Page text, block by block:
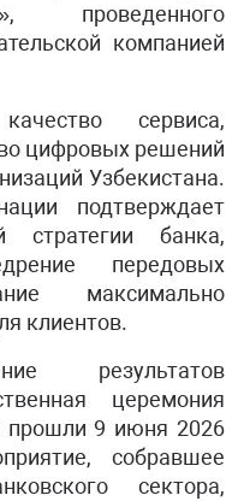
проведенного
компанией
сервиса,
цифровых решений
Узбекистана.
подтверждает
стратегии банка,
передовых
максимально
клиентов.
результатов
церемония
прошли 9 июня 2026
собравшее
сектора,